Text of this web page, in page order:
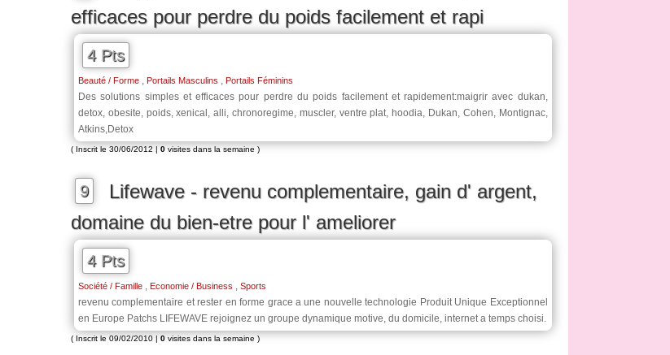
efficaces pour perdre du poids facilement et rapi
4 Pts
Beauté / Forme , Portails Masculins , Portails Féminins
Des solutions simples et efficaces pour perdre du poids facilement et rapidement:maigrir avec dukan,
detox, obesite, poids, xenical, alli, chronoregime, muscler, ventre plat, hoodia, Dukan, Cohen, Montignac,
Atkins,Detox
( Inscrit le 30/06/2012 | 0 visites dans la semaine )
9
Lifewave - revenu complementaire, gain d' argent,
domaine du bien-etre pour l' ameliorer
4 Pts
Société / Famille , Economie / Business , Sports
revenu complementaire et rester en forme grace a une nouvelle technologie Produit Unique Exceptionnel
en Europe Patchs LIFEWAVE rejoignez un groupe dynamique motive, du domicile, internet a temps choisi.
( Inscrit le 09/02/2010 | 0 visites dans la semaine )